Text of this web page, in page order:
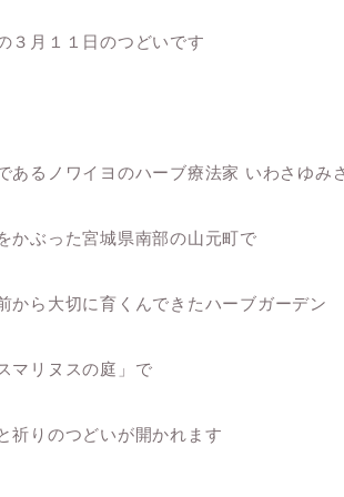
３月１１日のつどいです
あるノワイヨのハーブ療法家 いわさゆみ
かぶった宮城県南部の山元町で
から大切に育くんできたハーブガーデン
マリヌスの庭」で
祈りのつどいが開かれます